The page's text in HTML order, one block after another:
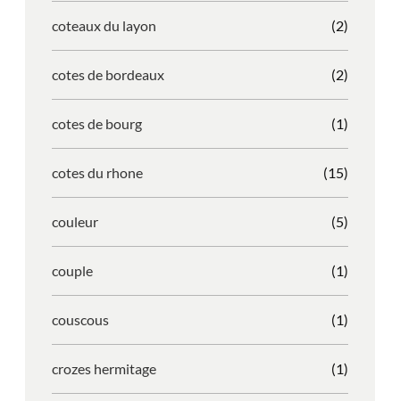
coteaux du layon (2)
cotes de bordeaux (2)
cotes de bourg (1)
cotes du rhone (15)
couleur (5)
couple (1)
couscous (1)
crozes hermitage (1)